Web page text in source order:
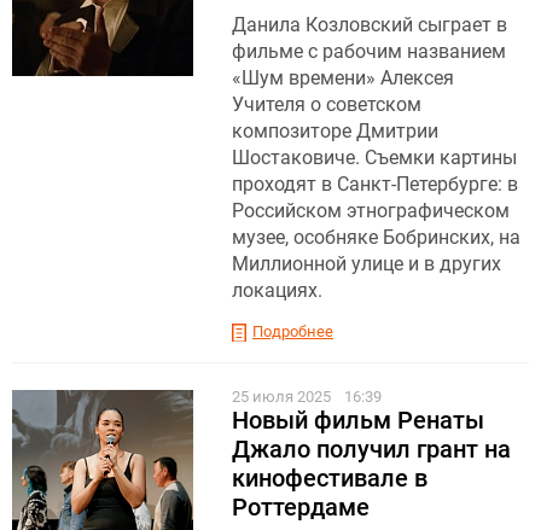
Данила Козловский сыграет в
фильме с рабочим названием
«Шум времени» Алексея
Учителя о советском
композиторе Дмитрии
Шостаковиче. Съемки картины
проходят в Санкт-Петербурге: в
Российском этнографическом
музее, особняке Бобринских, на
Миллионной улице и в других
локациях.
Подробнее
25 июля 2025 16:39
Новый фильм Ренаты
Джало получил грант на
кинофестивале в
Роттердаме